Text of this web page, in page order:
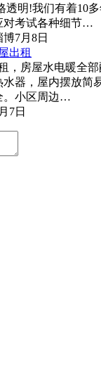
透明!我们有着10多
对考试各种细节…
博7月8日
出租
，房屋水电暖全
水器，屋内摆放简
。小区周边…
7日